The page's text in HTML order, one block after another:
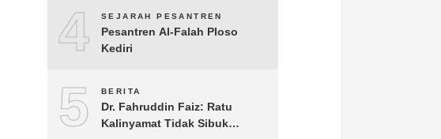
4 SEJARAH PESANTREN
Pesantren Al-Falah Ploso
Kediri
5 BERITA
Dr. Fahruddin Faiz: Ratu
Kalinyamat Tidak Sibuk